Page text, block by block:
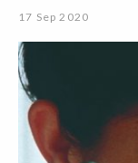
17 Sep 2020